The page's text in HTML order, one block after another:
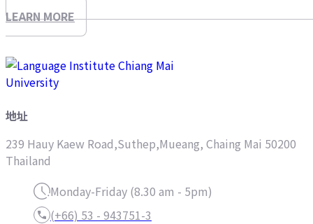
LEARN MORE
地址
239 Hauy Kaew Road,Suthep,Mueang, Chaing Mai 50200
Thailand
Monday-Friday (8.30 am - 5pm)
(+66) 53 - 943751-3